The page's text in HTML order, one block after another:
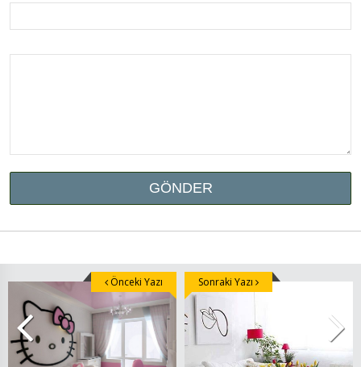
Önceki Yazı Sonraki Yazı